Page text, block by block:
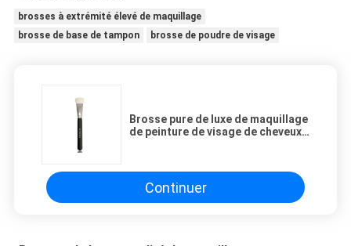
brosses à extrémité élevé de maquillage
brosse de base de tampon
brosse de poudre de visage
Brosse pure de luxe de maquillage
de peinture de visage de cheveux
Continuer